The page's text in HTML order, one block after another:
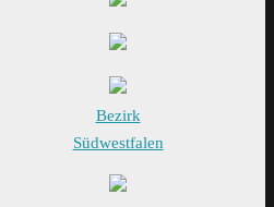
Bezirk
Südwestfalen